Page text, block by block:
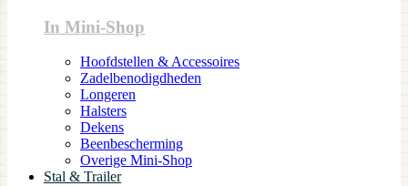
In Mini-Shop
Hoofdstellen & Accessoires
Zadelbenodigdheden
Longeren
Halsters
Dekens
Beenbescherming
Overige Mini-Shop
Stal & Trailer